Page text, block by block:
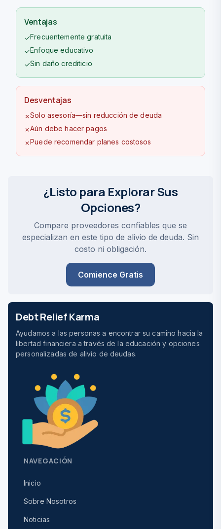
Ventajas
✓Frecuentemente gratuita
✓Enfoque educativo
✓Sin daño crediticio
Desventajas
✗Solo asesoría—sin reducción de deuda
✗Aún debe hacer pagos
✗Puede recomendar planes costosos
¿Listo para Explorar Sus
Opciones?
Compare proveedores confiables que se
especializan en este tipo de alivio de deuda. Sin
costo ni obligación.
Comience Gratis
Debt Relief Karma
Ayudamos a las personas a encontrar su camino hacia la
libertad financiera a través de la educación y opciones
personalizadas de alivio de deudas.
NAVEGACIÓN
Inicio
Sobre Nosotros
Noticias